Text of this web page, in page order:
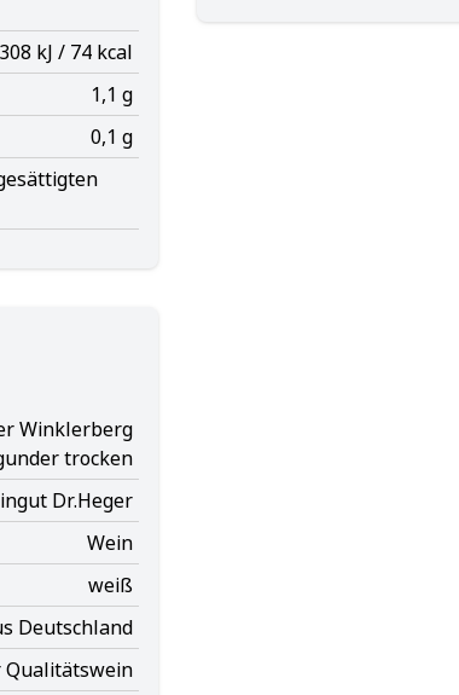
308 kJ / 74 kcal
1,1 g
0,1 g
Winklerberg
trocken
LAGE Weingut Dr.Heger
Wein
weiß
Deutschland
Qualitätswein